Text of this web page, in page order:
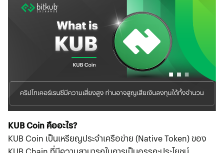
KUB Coin คืออะไร?
KUB Coin เป็นเหรียญประจำเครือข่าย (Native Token) ของ